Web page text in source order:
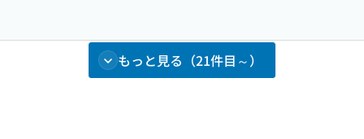
もっと見る（21件目～）